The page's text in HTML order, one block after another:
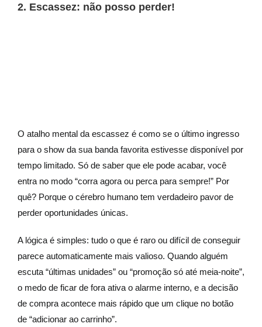
2. Escassez: não posso perder!
O atalho mental da escassez é como se o último ingresso
para o show da sua banda favorita estivesse disponível por
tempo limitado. Só de saber que ele pode acabar, você
entra no modo “corra agora ou perca para sempre!” Por
quê? Porque o cérebro humano tem verdadeiro pavor de
perder oportunidades únicas.
A lógica é simples: tudo o que é raro ou difícil de conseguir
parece automaticamente mais valioso. Quando alguém
escuta “últimas unidades” ou “promoção só até meia-noite”,
o medo de ficar de fora ativa o alarme interno, e a decisão
de compra acontece mais rápido que um clique no botão
de “adicionar ao carrinho”.